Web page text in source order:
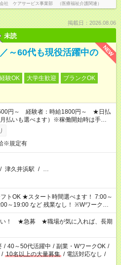
社 ケアサービス事業部 （医療福祉介護関連）
掲載日：2026.08.06
未読
NEW
～60代も現役活躍中の
験OK 大学生歓迎
ブランクOK
円～ 経験者：時給1800円～ ★日払
払いも選べます）※稼働開始時は手続き
ります。
※規定有
/ 津久井浜駅 / …
ます！ 7:00～
など 残業なし！ ※Wワークの
せ週40時間超の就業はご案内できませ
時間以上勤務は社会保険への加入対象
法（日雇い派遣の原則禁止）により、
ご案内が難しい場合があります
い！ ★急募 ★職場が気に入れば、長期
/ 40～50代活躍中 / 副業・WワークOK /
/ 10名以上の大量募集 / 電話対応なし /